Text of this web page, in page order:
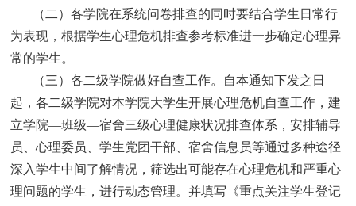
（二）各学院在系统问卷排查的同时要结合学生日常行
为表现，根据学生心理危机排查参考标准进一步确定心理异
常的学生。
（三）各二级学院做好自查工作。自本通知下发之日
起，各二级学院对本学院大学生开展心理危机自查工作，建
立学院—班级—宿舍三级心理健康状况排查体系，安排辅导
员、心理委员、学生党团干部、宿舍信息员等通过多种途径
深入学生中间了解情况，筛选出可能存在心理危机和严重心
理问题的学生，进行动态管理。并填写《重点关注学生登记